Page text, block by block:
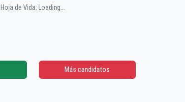
Hoja de Vida: Loading...
Más candidatos